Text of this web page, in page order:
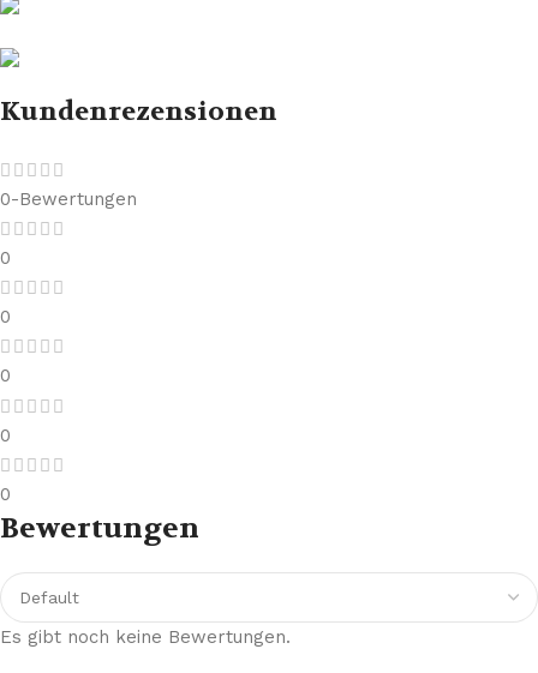
Kundenrezensionen
0-Bewertungen
0
0
0
0
0
Bewertungen
Es gibt noch keine Bewertungen.